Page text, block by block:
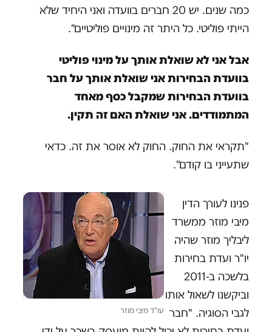
כמה שנים. יש 20 חברים בוועדה ואני היחיד שלא
הייתי פוליטי. כל היתר זה מינויים פוליטיים".
אבל אני לא שואלת אותך על מינוי פוליטי
בוועדת הבחירות אני שואלת אותך על חבר
בוועדת הבחירות שמקבל כסף מאחד
המתמודדים. אני שואלת האם זה תקין.
"תקראי את החוק. החוק לא אוסר את זה. כדאי
שתעייני בו קודם".
עו"ד מיבי מוזר
פנינו לעורך הדין
מיבי מוזר ממשרד
ליבליך מוזר שהיה
יו"ר ועדת בחירות
בלשכה ב-2011
וביקשנו לשאול אותו
לגבי הסוגיה. "חבר